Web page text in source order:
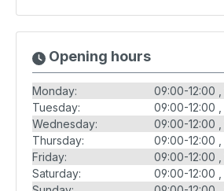
Opening hours
Monday: 09:00-12:00
Tuesday:
09:00-12:00
Wednesday:
09:00-12:00
Thursday:
09:00-12:00
Friday:
09:00-12:00
Saturday:
09:00-12:00